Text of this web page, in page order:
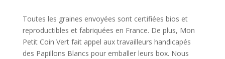
Toutes les graines envoyées sont certifiées bios et
reproductibles et fabriquées en France. De plus, Mon
Petit Coin Vert fait appel aux travailleurs handicapés
des Papillons Blancs pour emballer leurs box. Nous